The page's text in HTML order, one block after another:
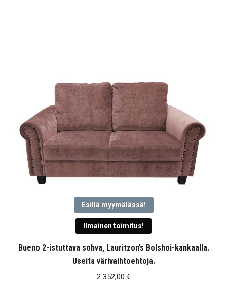
Esillä myymälässä!
Ilmainen toimitus!
Bueno 2-istuttava sohva, Lauritzon’s Bolshoi-kankaalla.
Useita värivaihtoehtoja.
2 352,00 €